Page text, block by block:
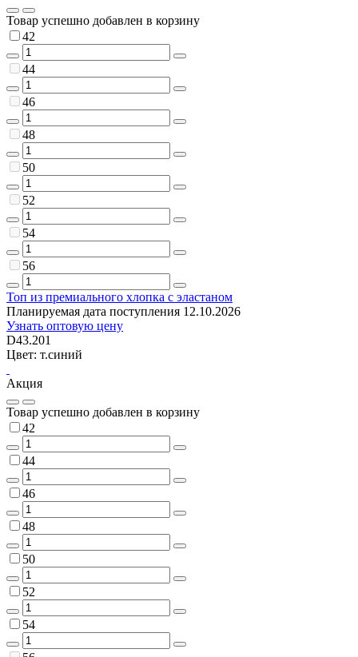
Товар успешно добавлен в корзину
42
44
46
48
50
52
54
56
Топ из премиального хлопка с эластаном
Планируемая дата поступления 12.10.2026
Узнать оптовую цену
D43.201
Цвет: т.синий
Акция
Товар успешно добавлен в корзину
42
44
46
48
50
52
54